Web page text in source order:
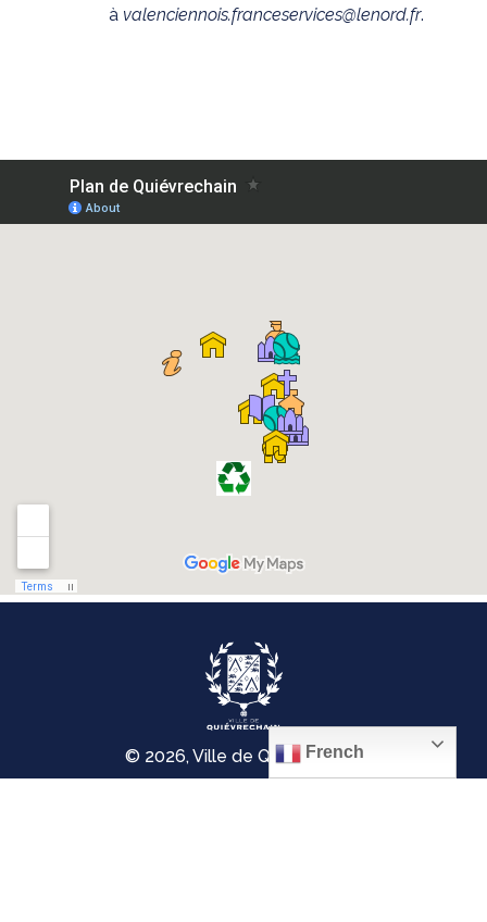
à valenciennois.franceservices@lenord.fr.
© 2026, Ville de Quiévrechain
French